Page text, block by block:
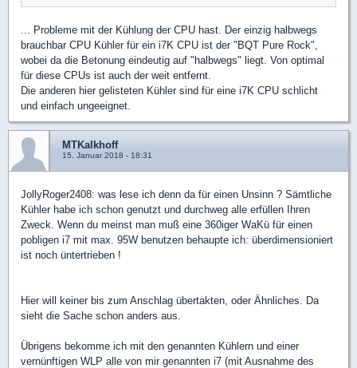
... Probleme mit der Kühlung der CPU hast. Der einzig halbwegs
brauchbar CPU Kühler für ein i7K CPU ist der "BQT Pure Rock",
wobei da die Betonung eindeutig auf "halbwegs" liegt. Von optimal
für diese CPUs ist auch der weit entfernt.
Die anderen hier gelisteten Kühler sind für eine i7K CPU schlicht
und einfach ungeeignet.
MTKalkhoff
15. Januar 2018 - 18:31
JollyRoger2408: was lese ich denn da für einen Unsinn ? Sämtliche
Kühler habe ich schon genutzt und durchweg alle erfüllen Ihren
Zweck. Wenn du meinst man muß eine 360iger WaKü für einen
pobligen i7 mit max. 95W benutzen behaupte ich: überdimensioniert
ist noch üntertrieben !
Hier will keiner bis zum Anschlag übertakten, oder Ähnliches. Da
sieht die Sache schon anders aus.
Übrigens bekomme ich mit den genannten Kühlern und einer
vernünftigen WLP alle von mir genannten i7 (mit Ausnahme des